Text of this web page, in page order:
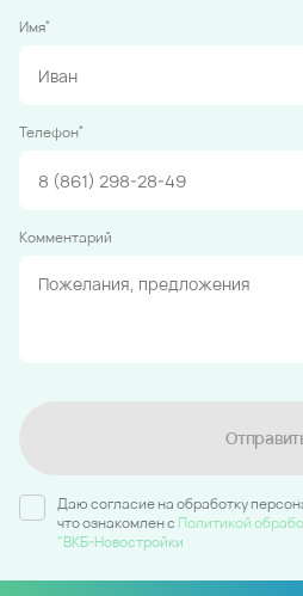
Имя*
Телефон*
Комментарий
Даю согласие на обработку
что ознакомлен c Политикой
"ВКБ-Новостройки